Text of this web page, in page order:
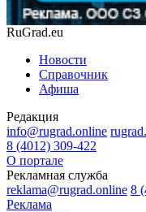
RuGrad.eu
Новости
Справочник
Афиша
Редакция
info@rugrad.online
8 (4012) 309-422
О портале
Рекламная служба
reklama@rugrad.online 8
Реклама